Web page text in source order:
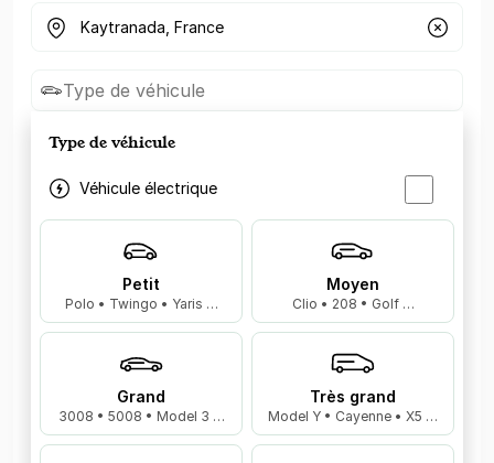
Où cherchez-vous un parking ?
Type de véhicule
Type de véhicule
Véhicule électrique
Petit
Polo • Twingo • Yaris …
Moyen
Clio • 208 • Golf …
Grand
3008 • 5008 • Model 3 …
Très grand
Model Y • Cayenne • X5 …